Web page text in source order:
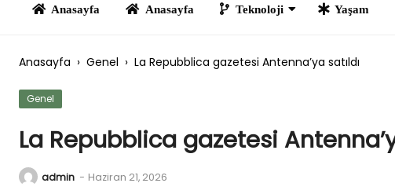
Anasayfa › Genel › La Repubblica gazetesi Antenna’ya satıldı
Genel
La Repubblica gazetesi
admin - Haziran 21, 2026